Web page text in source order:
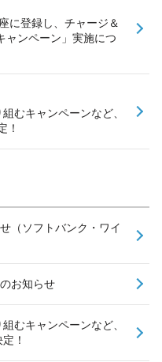
に登録し、チャージ＆
ャンペーン」実施につ
むキャンペーンなど、
！
（ソフトバンク・ワイ
お知らせ
むキャンペーンなど、
！